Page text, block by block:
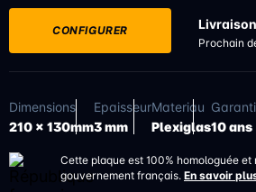
CONFIGURER
Prochain
Dimensions
210 x 130mm
Epaisseur
3 mm
Materiau
Plexiglas10 ans
Cette plaque est 100% homologuée
gouvernement français. En savoir